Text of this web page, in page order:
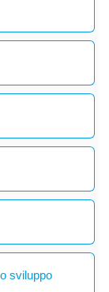
sviluppo